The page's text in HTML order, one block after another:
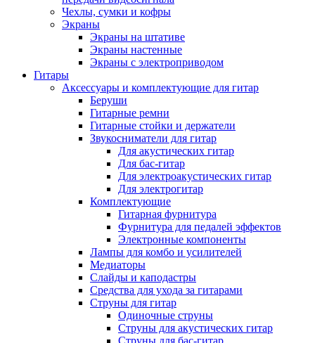
Чехлы, сумки и кофры
Экраны
Экраны на штативе
Экраны настенные
Экраны с электроприводом
Гитары
Аксессуары и комплектующие для гитар
Беруши
Гитарные ремни
Гитарные стойки и держатели
Звукосниматели для гитар
Для акустических гитар
Для бас-гитар
Для электроакустических гитар
Для электрогитар
Комплектующие
Гитарная фурнитура
Фурнитура для педалей эффектов
Электронные компоненты
Лампы для комбо и усилителей
Медиаторы
Слайды и каподастры
Средства для ухода за гитарами
Струны для гитар
Одиночные струны
Струны для акустических гитар
Струны для бас-гитар